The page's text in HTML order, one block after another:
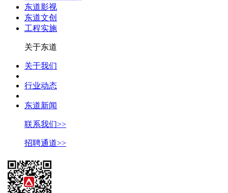
东道影视
东道文创
工程实施
关于东道
关于我们
行业动态
东道新闻
联系我们>>
招聘通道>>